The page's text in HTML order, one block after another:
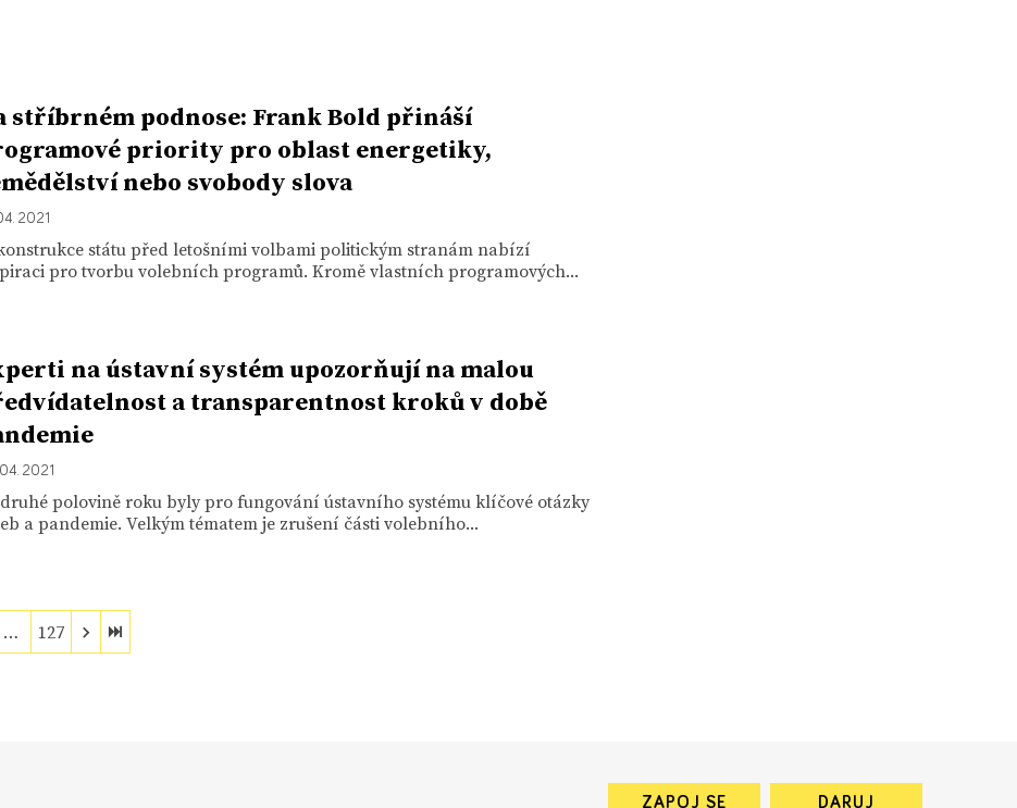
stříbrném podnose: Frank Bold přináší
priority pro oblast energetiky,
nebo svobody slova
2021
státu před letošními volbami politickým stranám nabízí
pro tvorbu volebních programů. Kromě vlastních programových...
na ústavní systém upozorňují na malou
a transparentnost kroků v době
2021
polovině roku byly pro fungování ústavního systému klíčové otázky
a pandemie. Velkým tématem je zrušení části volebního...
… 127
ZAPOJ SE DARUJ